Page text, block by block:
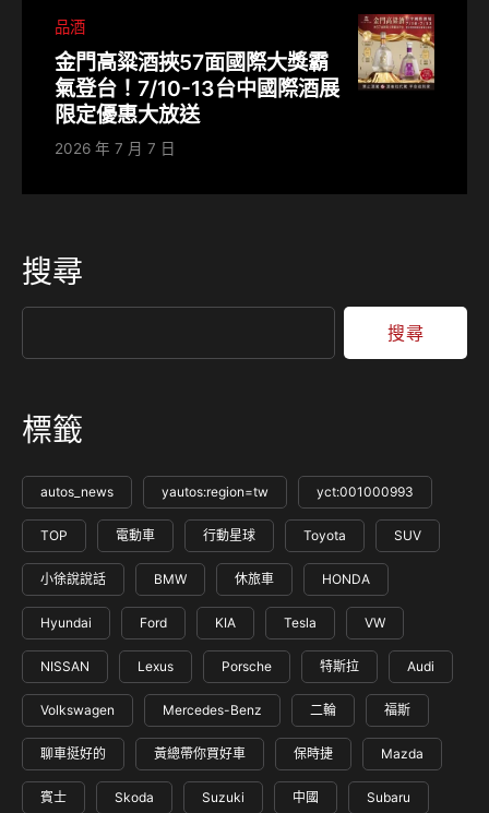
品酒
金門高粱酒挾57面國際大獎霸
氣登台！7/10-13台中國際酒展
限定優惠大放送
2026 年 7 月 7 日
搜尋
搜尋
標籤
autos_news yautos:region=tw yct:001000993
TOP 電動車 行動星球 Toyota SUV
小徐說說話 BMW 休旅車 HONDA
Hyundai Ford KIA Tesla VW
NISSAN Lexus Porsche 特斯拉 Audi
Volkswagen Mercedes-Benz 二輪 福斯
聊車挺好的 黃總帶你買好車 保時捷 Mazda
賓士 Skoda Suzuki 中國 Subaru